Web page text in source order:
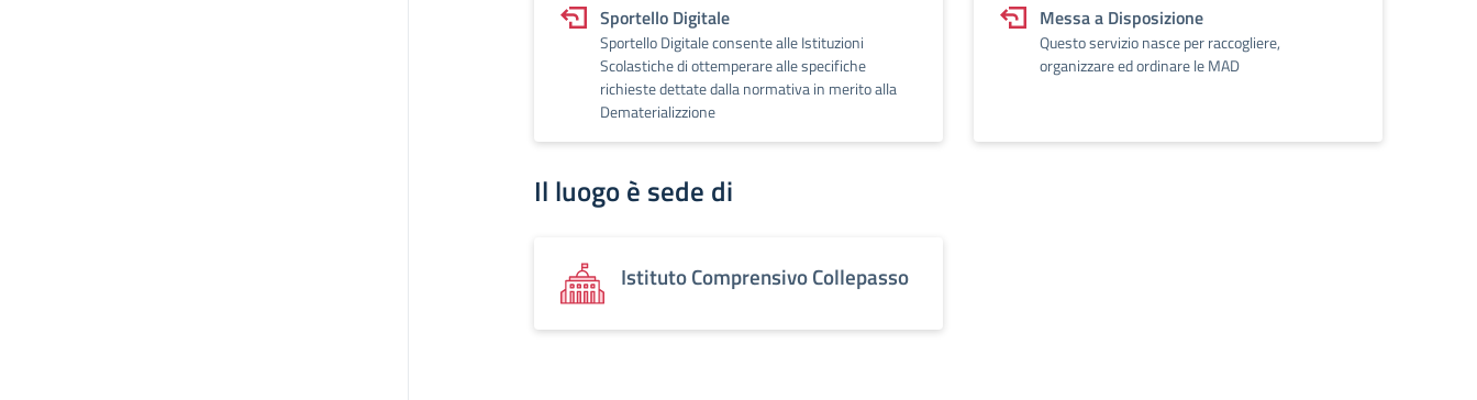
Sportello Digitale
Sportello Digitale consente alle Istituzioni
Scolastiche di ottemperare alle specifiche
richieste dettate dalla normativa in merito alla
Dematerializzione
Messa a Disposizione
Questo servizio nasce per raccogliere,
organizzare ed ordinare le MAD
Il luogo è sede di
Istituto Comprensivo Collepasso